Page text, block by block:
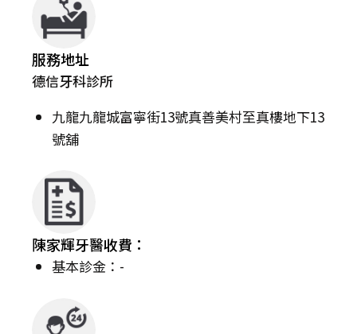
服務地址
德信牙科診所
九龍九龍城富寧街13號真善美村至真樓地下13
號舖
陳家輝牙醫收費：
基本診金：-